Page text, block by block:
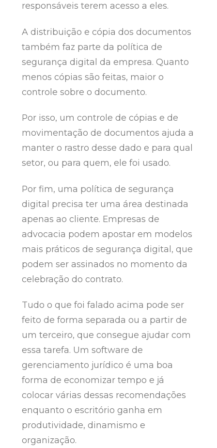
responsáveis terem acesso a eles.
A distribuição e cópia dos documentos
também faz parte da política de
segurança digital da empresa. Quanto
menos cópias são feitas, maior o
controle sobre o documento.
Por isso, um controle de cópias e de
movimentação de documentos ajuda a
manter o rastro desse dado e para qual
setor, ou para quem, ele foi usado.
Por fim, uma política de segurança
digital precisa ter uma área destinada
apenas ao cliente. Empresas de
advocacia podem apostar em modelos
mais práticos de segurança digital, que
podem ser assinados no momento da
celebração do contrato.
Tudo o que foi falado acima pode ser
feito de forma separada ou a partir de
um terceiro, que consegue ajudar com
essa tarefa. Um software de
gerenciamento jurídico é uma boa
forma de economizar tempo e já
colocar várias dessas recomendações
enquanto o escritório ganha em
produtividade, dinamismo e
organização.